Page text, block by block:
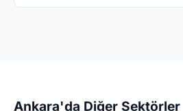
teknik bilgi gerekmez — biz
Ankara'da Diğer Sektörler